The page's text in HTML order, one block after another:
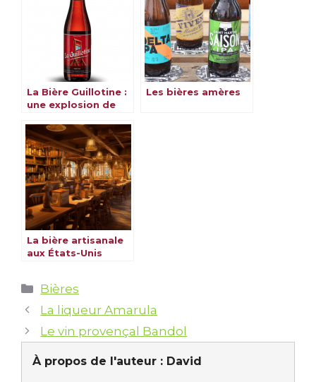
La Bière Guillotine :
une explosion de
Les bières amères
La bière artisanale
aux États-Unis
Catégories
Bières
La liqueur Amarula
Le vin provençal Bandol
À propos de l'auteur : David